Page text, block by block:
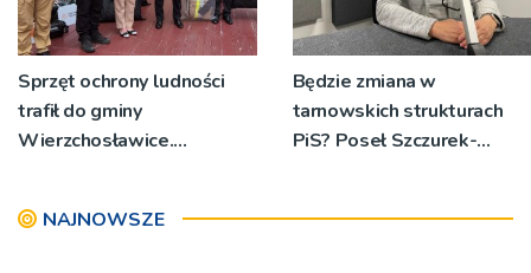
Sprzęt ochrony ludności
trafił do gminy
Wierzchosławice.
wodociągów
Będzie zmiana w
tarnowskich strukturach
PiS? Poseł Szczurek-
NAJNOWSZE